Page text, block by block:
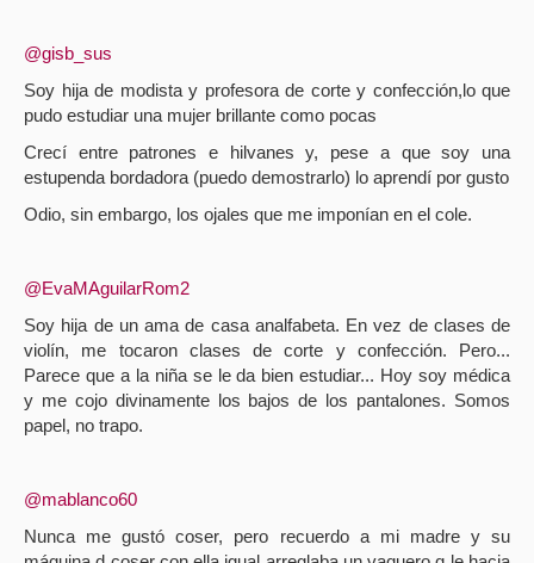
@gisb_sus
Soy hija de modista y profesora de corte y confección,lo que
pudo estudiar una mujer brillante como pocas
Crecí entre patrones e hilvanes y, pese a que soy una
estupenda bordadora (puedo demostrarlo) lo aprendí por gusto
Odio, sin embargo, los ojales que me imponían en el cole.
@EvaMAguilarRom2
Soy hija de un ama de casa analfabeta. En vez de clases de
violín, me tocaron clases de corte y confección. Pero...
Parece que a la niña se le da bien estudiar... Hoy soy médica
y me cojo divinamente los bajos de los pantalones. Somos
papel, no trapo.
@mablanco60
Nunca me gustó coser, pero recuerdo a mi madre y su